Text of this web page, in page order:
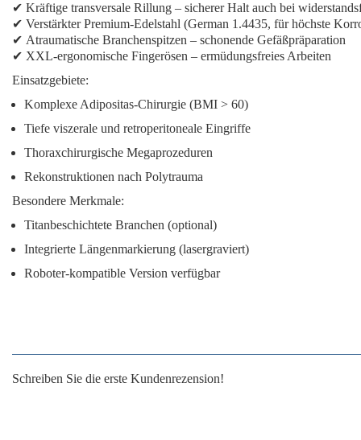
✔ Kräftige transversale Rillung – sicherer Halt auch bei
✔ Verstärkter Premium-Edelstahl (German 1.4435, für höchste
✔ Atraumatische Branchenspitzen – schonende Gefäßpräparation
✔ XXL-ergonomische Fingerösen – ermüdungsfreies Arbeiten
Einsatzgebiete:
Komplexe Adipositas-Chirurgie (BMI > 60)
Tiefe viszerale und retroperitoneale Eingriffe
Thoraxchirurgische Megaprozeduren
Rekonstruktionen nach Polytrauma
Besondere Merkmale:
Titanbeschichtete Branchen (optional)
Integrierte Längenmarkierung (lasergraviert)
Roboter-kompatible Version verfügbar
Schreiben Sie die erste Kundenrezension!